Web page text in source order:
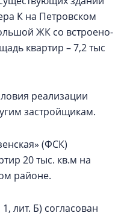
К на Петровском
ЖК со встроено-
квартир – 7,2 тыс
реализации
застройщикам.
(ФСК)
20 тыс. кв.м на
районе.
лит. Б) согласован